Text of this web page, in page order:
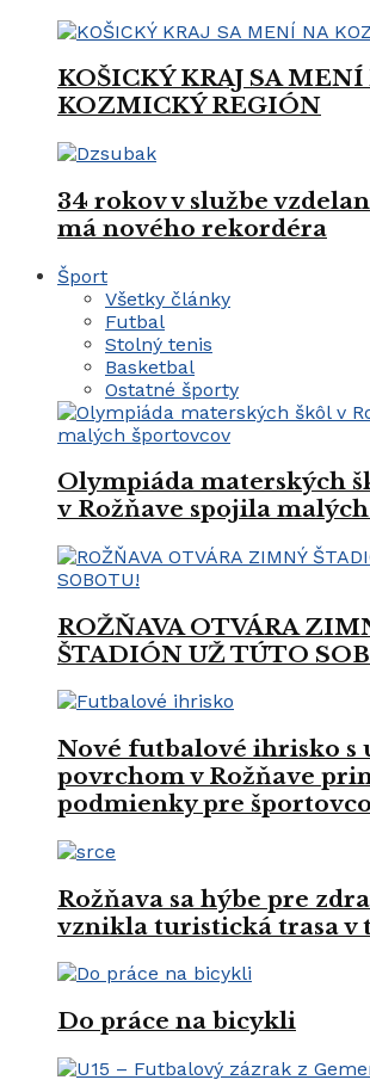
KOŠICKÝ KRAJ SA MENÍ
KOZMICKÝ REGIÓN
34 rokov v službe
má nového rekordéra
Šport
Všetky články
Futbal
Stolný tenis
Basketbal
Ostatné športy
Olympiáda materských
v Rožňave spojila
ROŽŇAVA OTVÁRA
ŠTADIÓN UŽ TÚTO
Nové futbalové ihrisko s
povrchom v Rožňave
podmienky pre
Rožňava sa hýbe pre
vznikla turistická trasa v
Do práce na bicykli